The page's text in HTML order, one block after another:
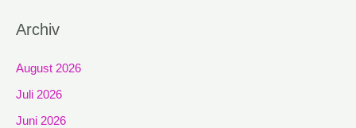
Archiv
August 2026
Juli 2026
Juni 2026